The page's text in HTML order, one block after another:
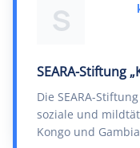
S
SEARA-Stiftung
Die SEARA-
soziale und
Kongo und